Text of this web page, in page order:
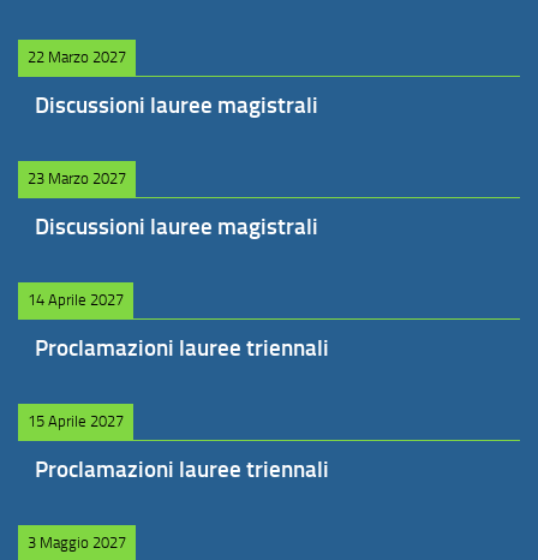
22 Marzo 2027
Discussioni lauree magistrali
23 Marzo 2027
Discussioni lauree magistrali
14 Aprile 2027
Proclamazioni lauree triennali
15 Aprile 2027
Proclamazioni lauree triennali
3 Maggio 2027